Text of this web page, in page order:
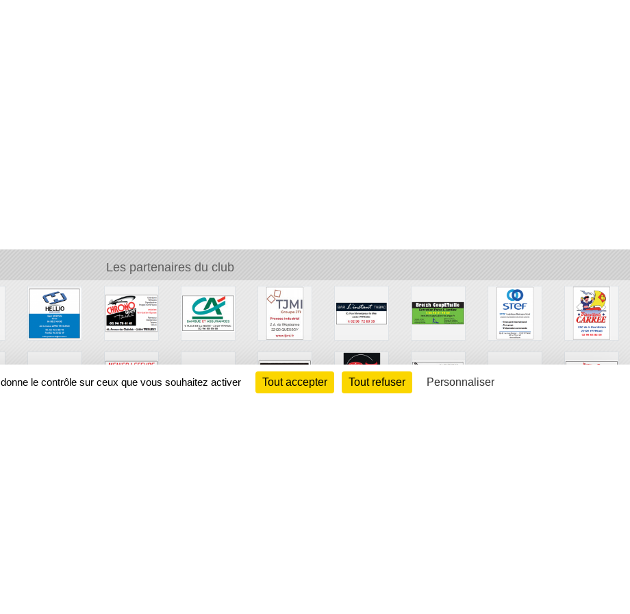
Les partenaires du club
le contrôle sur ceux que vous souhaitez activer Tout accepter Tout refuser Personnaliser